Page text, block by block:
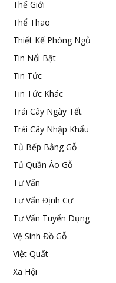
Thế Giới
Thể Thao
Thiết Kế Phòng Ngủ
Tin Nổi Bật
Tin Tức
Tin Tức Khác
Trái Cây Ngày Tết
Trái Cây Nhập Khẩu
Tủ Bếp Bằng Gỗ
Tủ Quần Áo Gỗ
Tư Vấn
Tư Vấn Định Cư
Tư Vấn Tuyển Dụng
Vệ Sinh Đồ Gỗ
Việt Quất
Xã Hội